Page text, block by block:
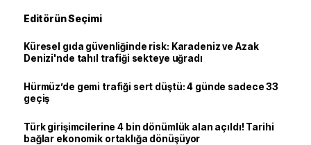
Editörün Seçimi
Küresel gıda güvenliğinde risk: Karadeniz ve Azak
Denizi'nde tahıl trafiği sekteye uğradı
Hürmüz’de gemi trafiği sert düştü: 4 günde sadece 33
geçiş
Türk girişimcilerine 4 bin dönümlük alan açıldı! Tarihi
bağlar ekonomik ortaklığa dönüşüyor